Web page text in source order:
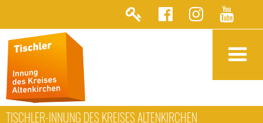
TISCHLER-INNUNG DES KREISES ALTENKIRCHEN